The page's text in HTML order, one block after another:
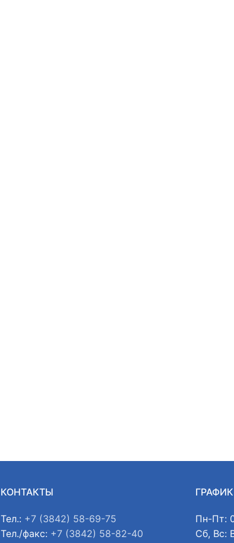
КОНТАКТЫ
Тел.: +7 (3842) 58-69-75
Тел./факс: +7 (3842) 58-82-40
Пн-Пт:
Сб, Вс: